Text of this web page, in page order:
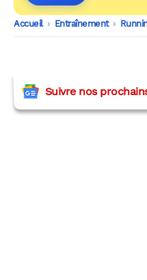
Accueil -
Entraînement -
Suivre nos